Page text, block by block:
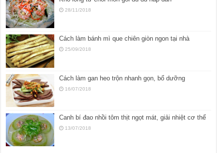
28/11/2018
Cách làm bánh mì que chiên giòn ngon tại nhà
25/09/2018
Cách làm gan heo trộn nhanh gọn, bổ dưỡng
16/07/2018
Canh bí đao nhồi tôm thịt ngọt mát, giải nhiệt cơ thể
13/07/2018